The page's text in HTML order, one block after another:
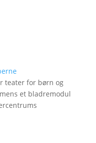
teater for børn og
et bladremodul